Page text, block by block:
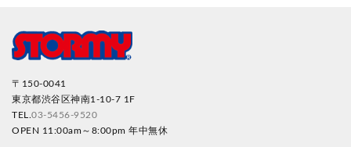
〒150-0041
東京都渋谷区神南1-10-7 1F
TEL. 03-5456-9520
OPEN 11:00am～8:00pm 年中無休